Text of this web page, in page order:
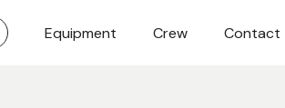
Equipment Crew Contact